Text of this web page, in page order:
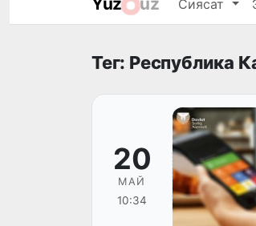
8-август күни ушын
Сиясат
Тег: Республика
20
МАЙ
10:34